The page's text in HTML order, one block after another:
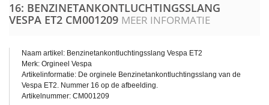
16: BENZINETANKONTLUCHTINGSSLANG
VESPA ET2 CM001209 MEER INFORMATIE
Naam artikel: Benzinetankontluchtingsslang Vespa ET2
Merk: Orgineel Vespa
Artikelinformatie: De orginele Benzinetankontluchtingsslang van de
Vespa ET2. Nummer 16 op de afbeelding.
Artikelnummer: CM001209